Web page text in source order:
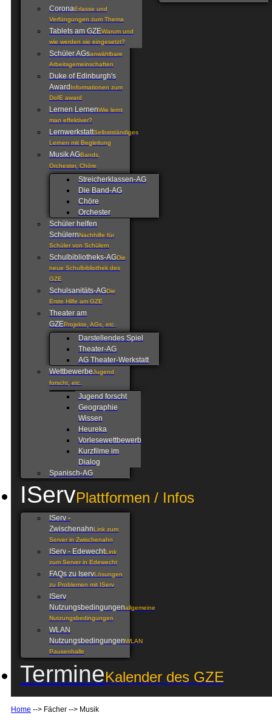
CoronaErlasse und
Verfüngungen zum Thema
Tablets am GZEWarum und
wie werden sie eingesetzt?
Schüler AGsanwählbare
Arbeitsgemeinschaften
Duke of Edinburgh's
Award Informationen zum
DofE award
Lernen LernenWie lernt
man effektiver?
LernwerkstattSelbstständiges
Lernen mit Begleitung
Musik AGBands,
Orchester, Chöre
Streicherklassen-AG
Die Band-AG
Chöre
Orchester
Schüler helfen
SchülernNachhilfe für
Schüler von Schülern
Schulbibliotheks-AGDie
neue Schulbibliothek des
GZE
Schulsanitäts-AGDie
Erste Hilfe am GZE
Theater am
GZEProjekte, AGs, etc.
Darstellendes Spiel
Theater-AG
AG Theater-Werkstatt
WettbewerbeJugend
forscht, etc.
Jugend forscht
Geographie
Wissen
Heureka
Vorlesewettbewerb
Kurzfilme im
Dialog
Spanisch-AG
IServPlattformen / Infos
IServ -
ZwischenahnLink zum
Server in Zwischenahn
IServ - EdewechtLink
zum Server in Edewecht
FAQs zu IservLösungen
zu Problemen mit IServ
IServ
Nutzungsbedingungenallgemeine
Nutzungsbedingungen
WLAN
NutzungsbedingungenWLAN
Pausenhalle
TermineKalender des GZE
Home --> Fächer --> Musik